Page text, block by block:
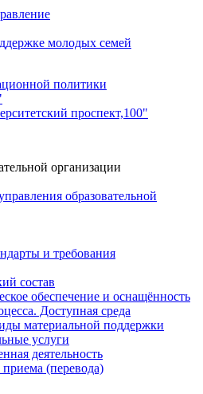
молодых семей
политики
проспект,100"
организации
образовательной
и требования
состав
обеспечение и оснащённость
Доступная среда
материальной поддержки
услуги
деятельность
(перевода)